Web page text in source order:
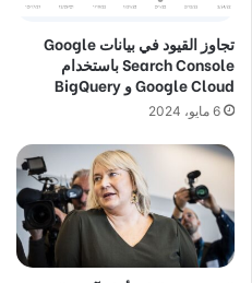
تجاوز القيود في بيانات Google
Search Console باستخدام
Google Cloud و BigQuery
6 مايو، 2024